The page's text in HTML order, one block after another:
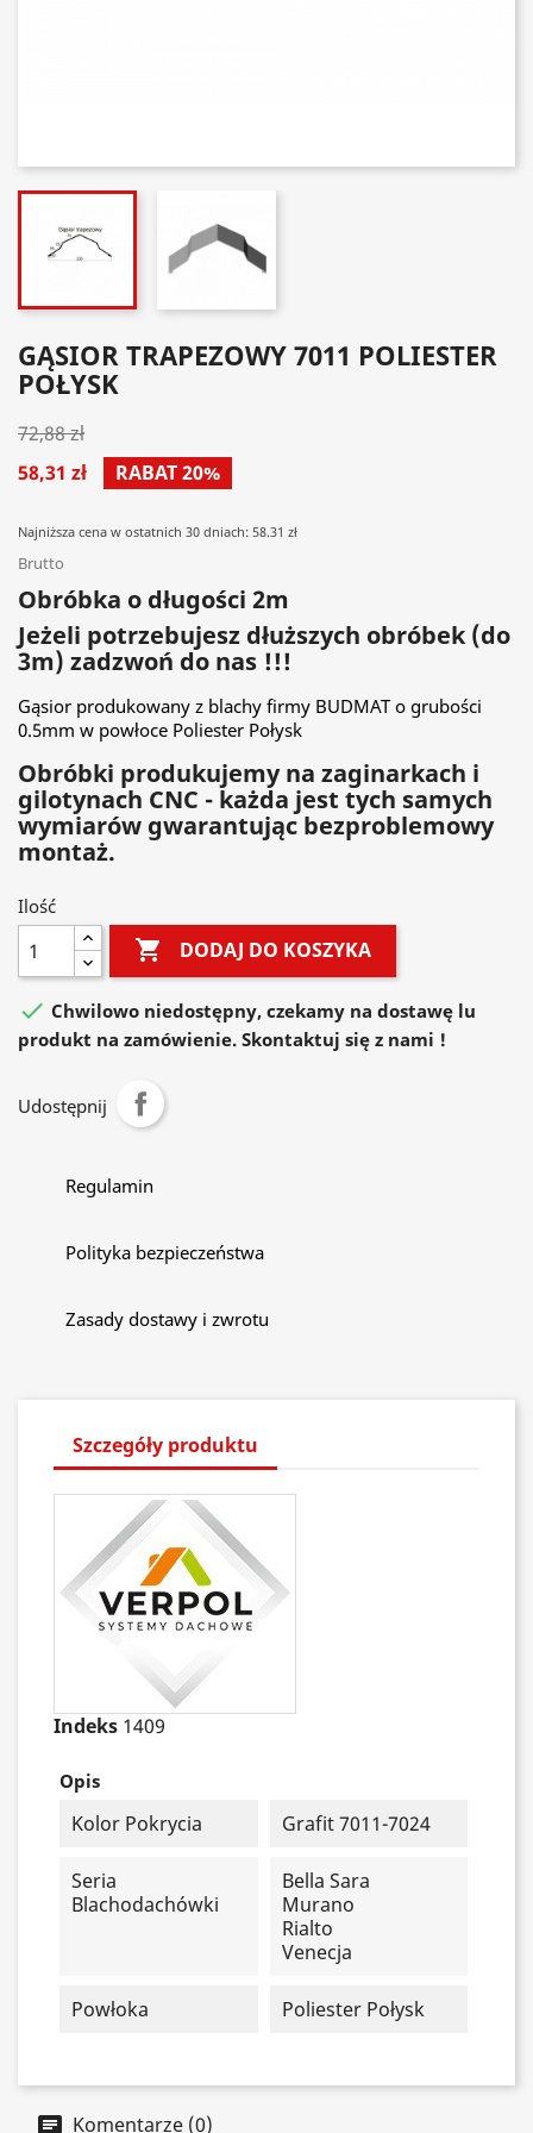
GĄSIOR TRAPEZOWY 7011 POLIESTER
POŁYSK
72,88 zł
58,31 zł
RABAT 20%
Najniższa cena w ostatnich 30 dniach: 58.31 zł
Brutto
Obróbka o długości 2m
Jeżeli potrzebujesz dłuższych obróbek (do
3m) zadzwoń do nas !!!
Gąsior produkowany z blachy firmy BUDMAT o grubości
0.5mm w powłoce Poliester Połysk
Obróbki produkujemy na zaginarkach i
gilotynach CNC - każda jest tych samych
wymiarów gwarantując bezproblemowy
montaż.
Ilość
 DODAJ DO KOSZYKA
 Chwilowo niedostępny, czekamy na dostawę lu
produkt na zamówienie. Skontaktuj się z nami !
Udostępnij
Regulamin
Polityka bezpieczeństwa
Zasady dostawy i zwrotu
Szczegóły produktu
Indeks 1409
Opis
Kolor Pokrycia Grafit 7011-7024
Seria
Blachodachówki
Bella Sara
Murano
Rialto
Venecja
Powłoka Poliester Połysk
Komentarze (0)